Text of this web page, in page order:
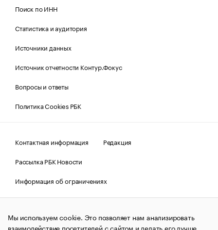
Поиск по ИНН
Статистика и аудитория
Источники данных
Источник отчетности Контур.Фокус
Вопросы и ответы
Политика Cookies РБК
Контактная информация
Редакция
Рассылка РБК Новости
Информация об ограничениях
Правовая информация
О соблюдении авторских прав
© АО «РОСБИЗНЕСКОНСАЛТИНГ»,1995–2026.Сообщения
и материалы информационного агентства «РБК»
Мы используем cookie. Это позволяет нам анализировать
взаимодействие посетителей с сайтом и делать его лучше.